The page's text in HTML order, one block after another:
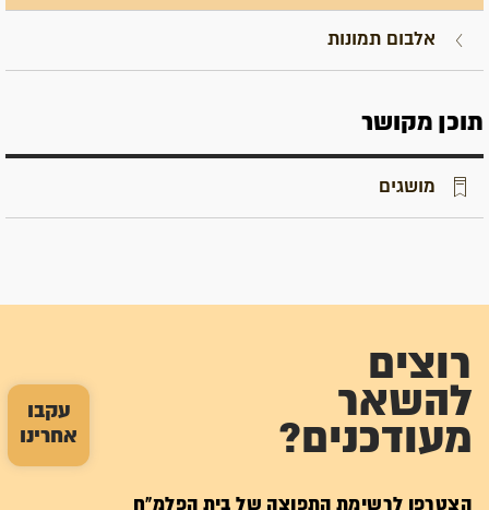
עקבו
אחרינו
אלבום תמונות
תוכן מקושר
מושגים
רוצים
להשאר
מעודכנים?
הצטרפו לרשימת התפוצה של בית הפלמ"ח